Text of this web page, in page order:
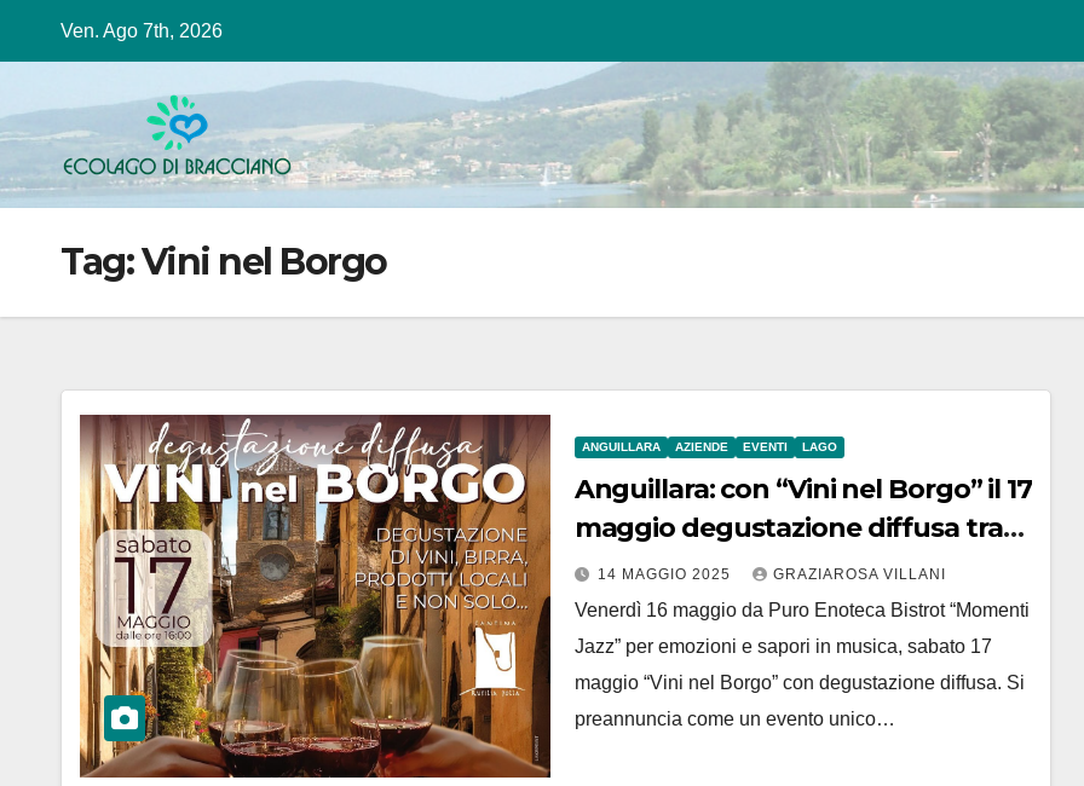
Ven. Ago 7th, 2026
Tag:Vini nel Borgo
ANGUILLARA AZIENDE EVENTI LAGO
Anguillara: con “Vini nel Borgo” il 17
maggio degustazione diffusa tra
vicoli e piazzette
14 MAGGIO 2025 GRAZIAROSA VILLANI
Venerdì 16 maggio da Puro Enoteca Bistrot “Momenti
Jazz” per emozioni e sapori in musica, sabato 17
maggio “Vini nel Borgo” con degustazione diffusa. Si
preannuncia come un evento unico…